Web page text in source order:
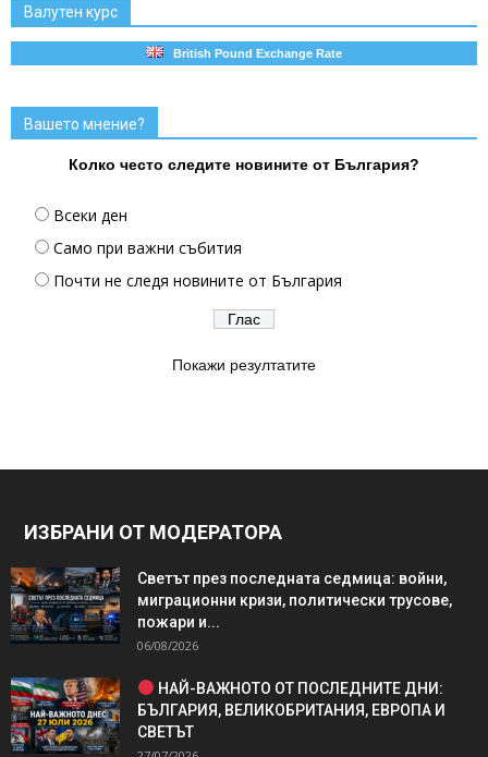
Валутен курс
British Pound Exchange Rate
Вашето мнение?
Колко често следите новините от България?
Всеки ден
Само при важни събития
Почти не следя новините от България
Покажи резултатите
ИЗБРАНИ ОТ МОДЕРАТОРА
Светът през последната седмица: войни,
миграционни кризи, политически трусове,
пожари и...
06/08/2026
НАЙ-ВАЖНОТО ОТ ПОСЛЕДНИТЕ ДНИ:
БЪЛГАРИЯ, ВЕЛИКОБРИТАНИЯ, ЕВРОПА И
СВЕТЪТ